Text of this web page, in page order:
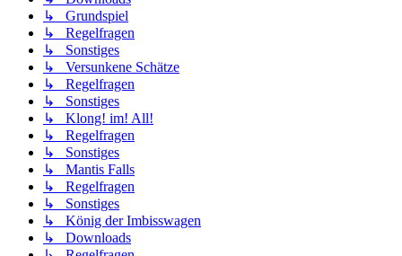
↳ Grundspiel
↳ Regelfragen
↳ Sonstiges
↳ Versunkene Schätze
↳ Regelfragen
↳ Sonstiges
↳ Klong! im! All!
↳ Regelfragen
↳ Sonstiges
↳ Mantis Falls
↳ Regelfragen
↳ Sonstiges
↳ König der Imbisswagen
↳ Downloads